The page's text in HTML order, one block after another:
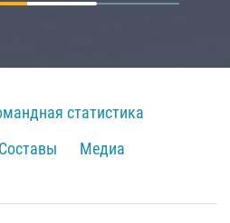
статистика
Составы
Медиа